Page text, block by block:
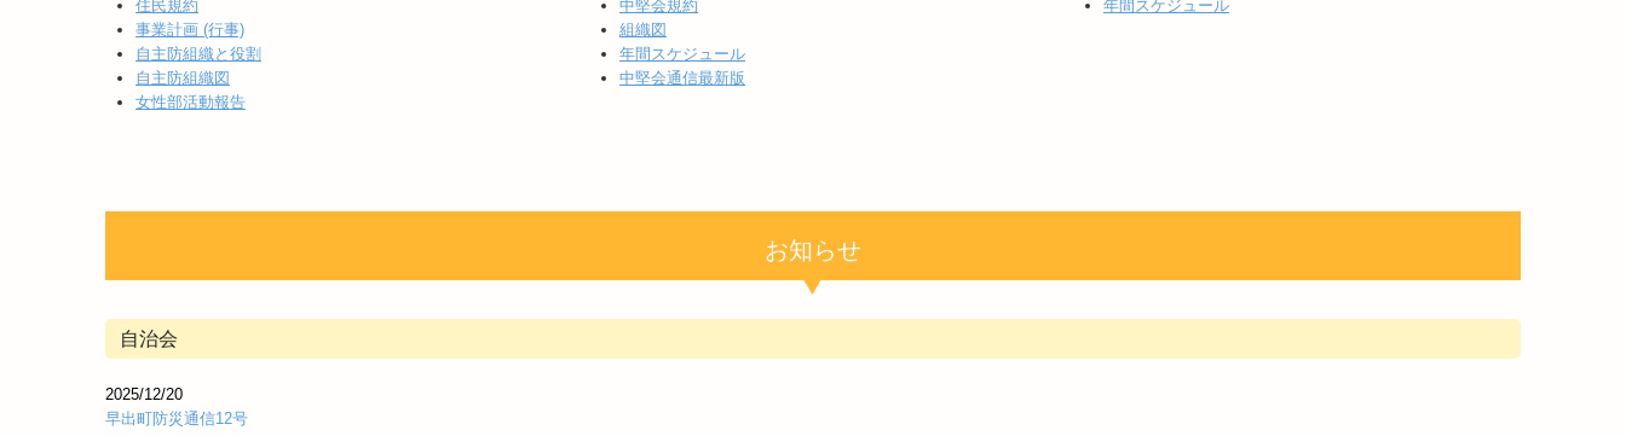
住民規約
事業計画 (行事)
自主防組織と役割
自主防組織図
女性部活動報告
中堅会規約
組織図
年間スケジュール
中堅会通信最新版
年間スケジュール
お知らせ
自治会
2025/12/20
早出町防災通信12号